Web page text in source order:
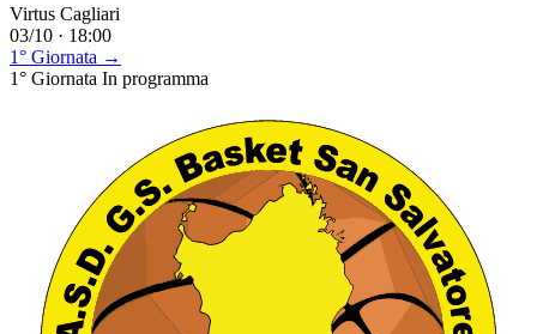
Virtus Cagliari
03/10 · 18:00
1° Giornata →
1° Giornata In programma